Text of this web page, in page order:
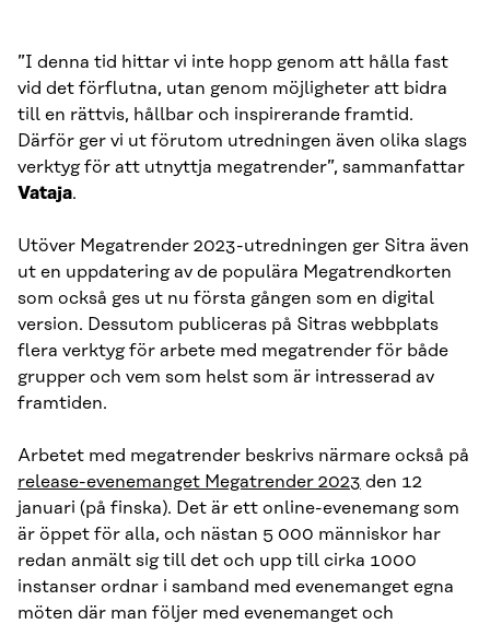
”I denna tid hittar vi inte hopp genom att hålla fast
vid det förflutna, utan genom möjligheter att bidra
till en rättvis, hållbar och inspirerande framtid.
Därför ger vi ut förutom utredningen även olika slags
verktyg för att utnyttja megatrender”, sammanfattar
Vataja.
Utöver Megatrender 2023-utredningen ger Sitra även
ut en uppdatering av de populära Megatrendkorten
som också ges ut nu första gången som en digital
version. Dessutom publiceras på Sitras webbplats
flera verktyg för arbete med megatrender för både
grupper och vem som helst som är intresserad av
framtiden.
Arbetet med megatrender beskrivs närmare också på
release-evenemanget Megatrender 2023 den 12
januari (på finska). Det är ett online-evenemang som
är öppet för alla, och nästan 5 000 människor har
redan anmält sig till det och upp till cirka 1000
instanser ordnar i samband med evenemanget egna
möten där man följer med evenemanget och